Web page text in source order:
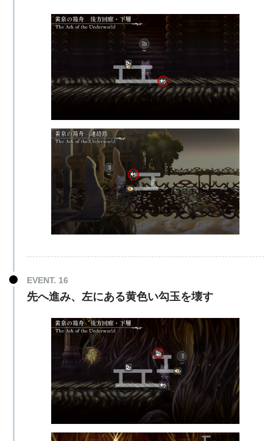
EVENT. 16
先へ進み、左にある黄色い勾玉を壊す